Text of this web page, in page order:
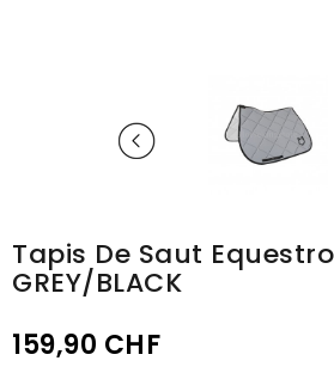
Tapis De Saut Equestro
GREY/BLACK
159,90 CHF